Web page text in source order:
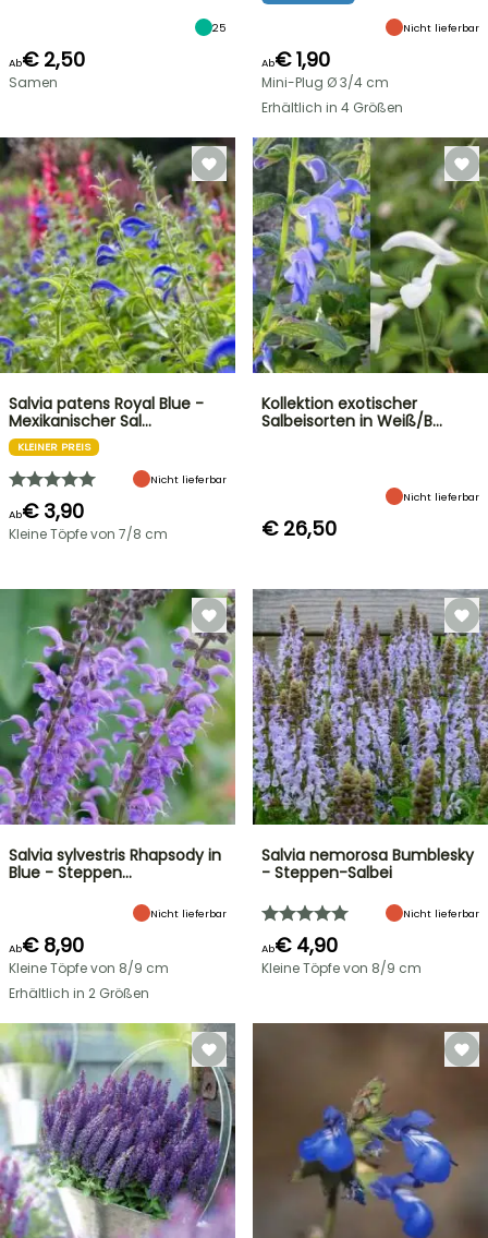
25
Ab€ 2,50
Samen
Nicht lieferbar
Ab€ 1,90
Mini-Plug Ø 3/4 cm
Erhältlich in 4 Größen
Salvia patens Royal Blue -
Mexikanischer Sal…
KLEINER PREIS
Nicht lieferbar
Ab€ 3,90
Kleine Töpfe von 7/8 cm
Kollektion exotischer
Salbeisorten in Weiß/B…
Nicht lieferbar
€ 26,50
Salvia sylvestris Rhapsody in
Blue - Steppen…
Nicht lieferbar
Ab€ 8,90
Kleine Töpfe von 8/9 cm
Erhältlich in 2 Größen
Salvia nemorosa Bumblesky
- Steppen-Salbei
Nicht lieferbar
Ab€ 4,90
Kleine Töpfe von 8/9 cm